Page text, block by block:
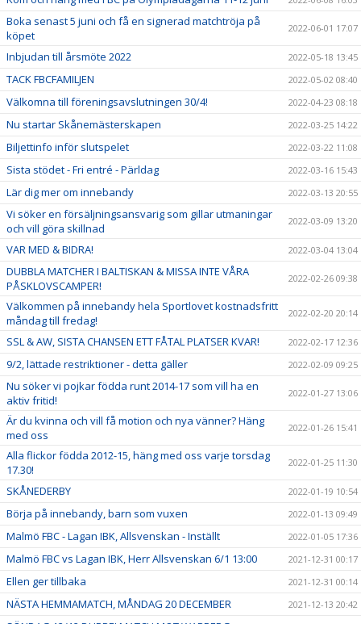
Boka senast 5 juni och få en signerad matchtröja på
köpet
2022-06-01 17:07
Inbjudan till årsmöte 2022 2022-05-18 13:45
TACK FBCFAMILJEN 2022-05-02 08:40
Välkomna till föreningsavslutningen 30/4! 2022-04-23 08:18
Nu startar Skånemästerskapen 2022-03-25 14:22
Biljettinfo inför slutspelet 2022-03-22 11:08
Sista stödet - Fri entré - Pärldag 2022-03-16 15:43
Lär dig mer om innebandy 2022-03-13 20:55
Vi söker en försäljningsansvarig som gillar utmaningar
och vill göra skillnad
2022-03-09 13:20
VAR MED & BIDRA! 2022-03-04 13:04
DUBBLA MATCHER I BALTISKAN & MISSA INTE VÅRA
PÅSKLOVSCAMPER!
2022-02-26 09:38
Välkommen på innebandy hela Sportlovet kostnadsfritt
måndag till fredag!
2022-02-20 20:14
SSL & AW, SISTA CHANSEN ETT FÅTAL PLATSER KVAR! 2022-02-17 12:36
9/2, lättade restriktioner - detta gäller 2022-02-09 09:25
Nu söker vi pojkar födda runt 2014-17 som vill ha en
aktiv fritid!
2022-01-27 13:06
Är du kvinna och vill få motion och nya vänner? Häng
med oss
2022-01-26 15:41
Alla flickor födda 2012-15, häng med oss varje torsdag
17.30!
2022-01-25 11:30
SKÅNEDERBY 2022-01-19 10:54
Börja på innebandy, barn som vuxen 2022-01-13 09:49
Malmö FBC - Lagan IBK, Allsvenskan - Inställt 2022-01-05 17:36
Malmö FBC vs Lagan IBK, Herr Allsvenskan 6/1 13:00 2021-12-31 00:17
Ellen ger tillbaka 2021-12-31 00:14
NÄSTA HEMMAMATCH, MÅNDAG 20 DECEMBER 2021-12-13 20:42